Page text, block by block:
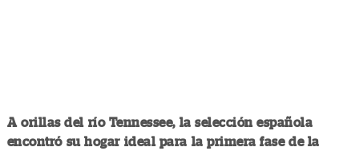
A orillas del río Tennessee, la selección española
encontró su hogar ideal para la primera fase de la